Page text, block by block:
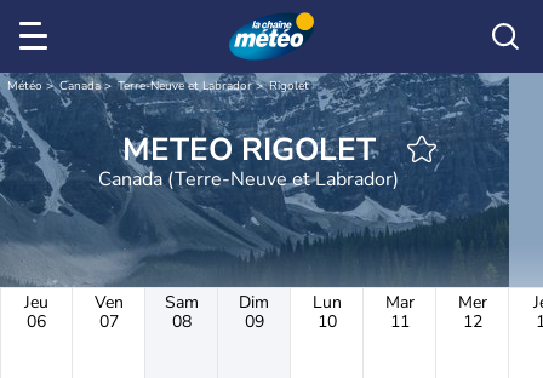
Météo Canada Terre-Neuve et Labrador Rigolet
METEO RIGOLET
Canada (Terre-Neuve et Labrador)
Jeu
06
Ven
07
Sam
08
Dim
09
Lun
10
Mar
11
Mer
12